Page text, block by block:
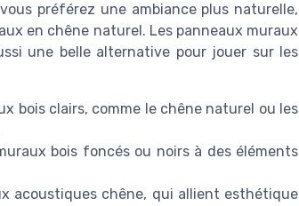
préférez une ambiance plus naturelle,
en chêne naturel. Les panneaux muraux
une belle alternative pour jouer sur les
bois clairs, comme le chêne naturel ou les
bois foncés ou noirs à des éléments
acoustiques chêne, qui allient esthétique